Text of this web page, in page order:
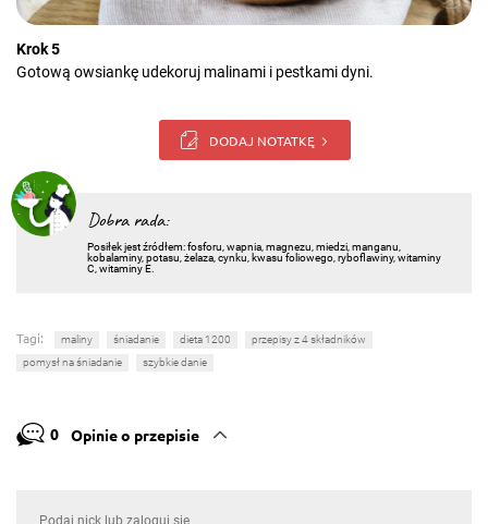
Krok 5
Gotową owsiankę udekoruj malinami i pestkami dyni.
DODAJ NOTATKĘ
Dobra rada:
Posiłek jest źródłem:fosforu, wapnia, magnezu, miedzi, manganu,
kobalaminy, potasu, żelaza, cynku, kwasu foliowego, ryboflawiny, witaminy
C, witaminy E.
Tagi: maliny śniadanie dieta 1200
przepisy z 4 składników
pomysł na śniadanie
szybkie danie
0 Opinie o przepisie